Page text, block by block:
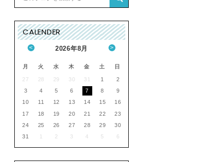
CALENDER
2026年8月
< >
月 火 水 木 金 土 日
27 28 29 30 31 1
2
3
4 5 6 7 8
9
10
11 12 13 14 15
16
17
18 19 20 21 22
23
24
25 26 27 28 29
30
31
1 2 3 4 5 6